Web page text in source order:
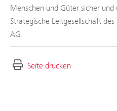
Menschen und Güter sicher
Strategische Leitgesellschaft
AG.
Seite drucken